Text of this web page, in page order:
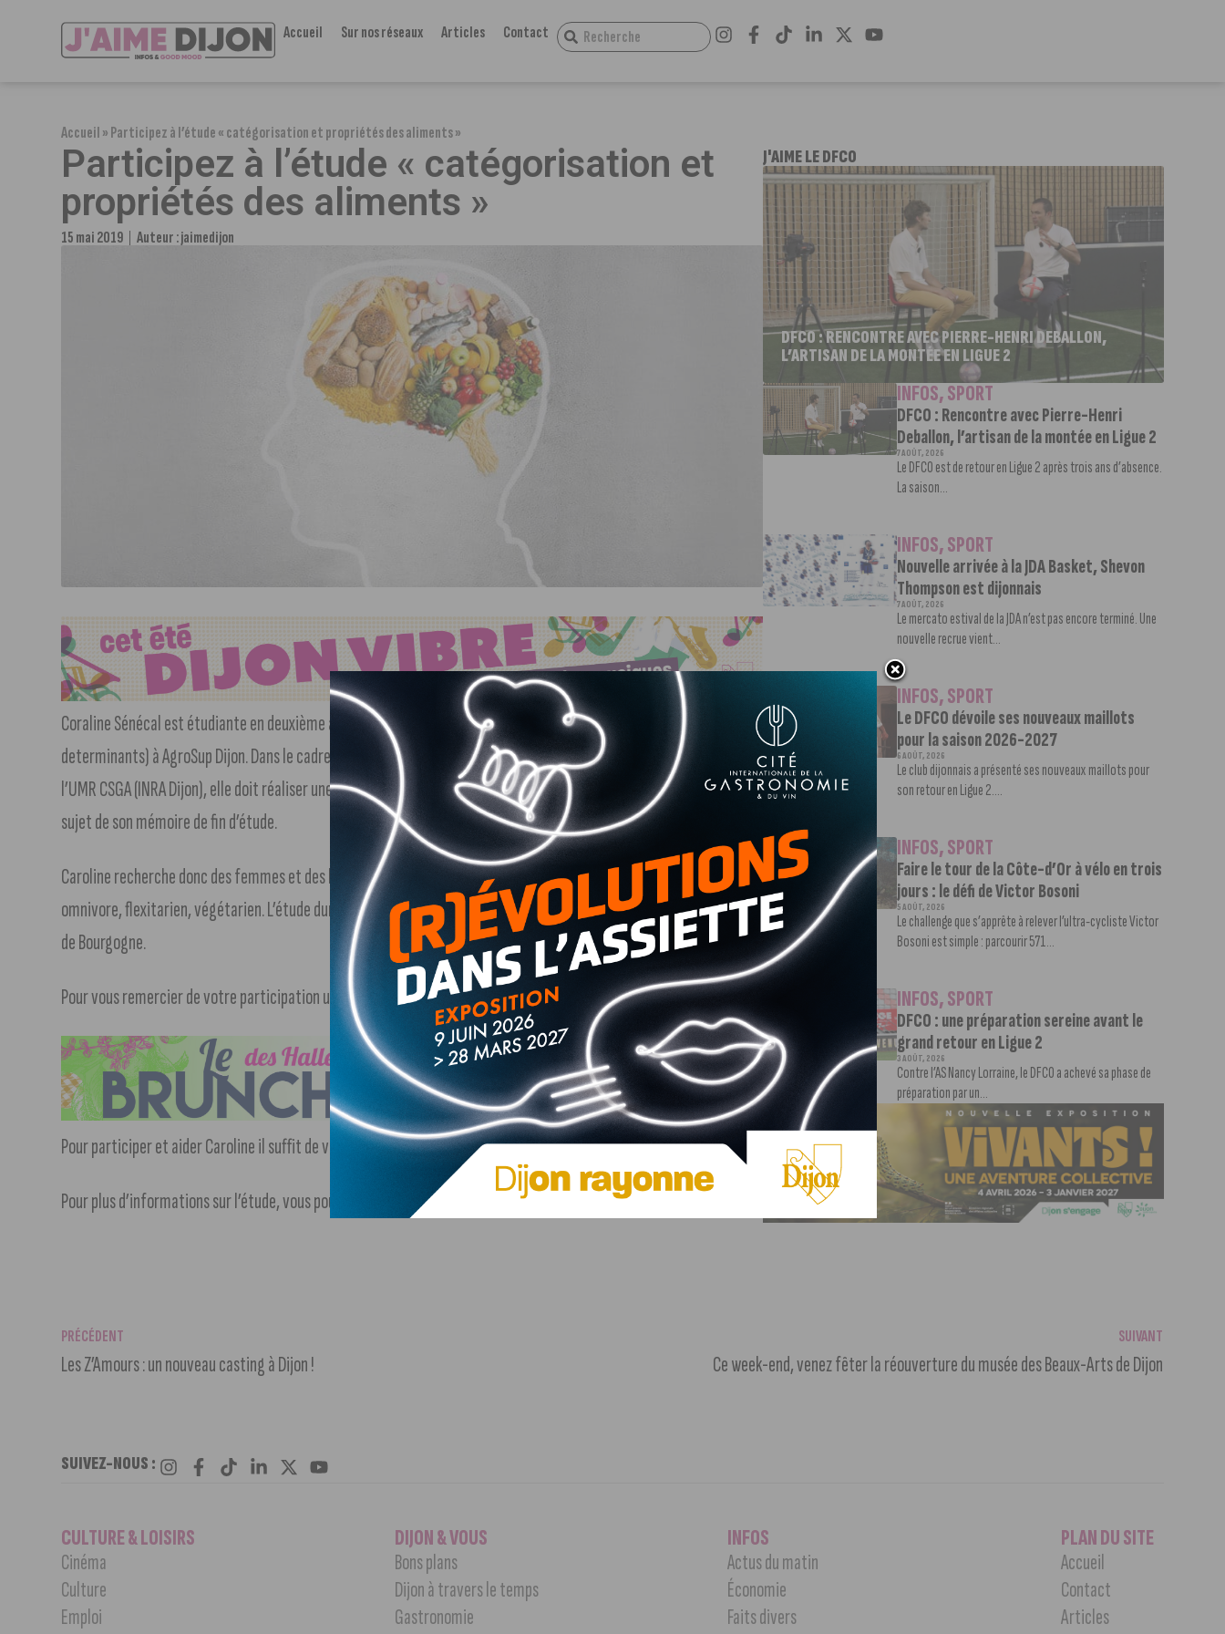
Accueil Sur nos réseaux Articles Contact
Accueil»Participez à l’étude « catégorisation et propriétés des aliments »
Participez à l’étude « catégorisation et
propriétés des aliments »
15 mai 2019 Auteur :jaimedijon
Coraline Sénécal est étudiante en deuxième année de Master P2FOOD (physiological and psychological food choice
determinants) à AgroSup Dijon. Dans le cadre de son stage qu’elle effectue actuellement au sein de l’équipe 9 de
l’UMR CSGA (INRA Dijon), elle doit réaliser une étude « Catégorisation et propriétés des aliments » qui constitue le
sujet de son mémoire de fin d’étude.
Caroline recherche donc des femmes et des hommes de 18 à 30 ans avec des régimes alimentaires variés :
omnivore, flexitarien, végétarien. L’étude dure une petite dizaine de minutes et à lieu sur le Campus de l’Université
de Bourgogne.
Pour vous remercier de votre participation une tablette de chocolat (au choix) vous sera offerte.
Pour participer et aider Caroline il suffit de vous inscrire ici :https://enquetes.inra.fr/index.php/246239
Pour plus d’informations sur l’étude, vous pouvez contacter Caroline Sénécal par mail à coraline.senecal@inra.fr
J'AIME LE DFCO
DFCO : RENCONTRE AVEC PIERRE-HENRI DEBALLON,
L’ARTISAN DE LA MONTÉE EN LIGUE 2
INFOS,SPORT
DFCO : Rencontre avec Pierre-Henri
Deballon, l’artisan de la montée en Ligue 2
7 AOÛT, 2026
Le DFCO est de retour en Ligue 2 après trois ans d’absence.
La saison...
INFOS,SPORT
Nouvelle arrivée à la JDA Basket, Shevon
Thompson est dijonnais
7 AOÛT, 2026
Le mercato estival de la JDA n’est pas encore terminé. Une
nouvelle recrue vient...
INFOS,SPORT
Le DFCO dévoile ses nouveaux maillots
pour la saison 2026-2027
6 AOÛT, 2026
Le club dijonnais a présenté ses nouveaux maillots pour
son retour en Ligue 2....
INFOS,SPORT
Faire le tour de la Côte-d’Or à vélo en trois
jours : le défi de Victor Bosoni
5 AOÛT, 2026
Le challenge que s’apprête à relever l’ultra-cycliste Victor
Bosoni est simple : parcourir 571...
INFOS,SPORT
DFCO : une préparation sereine avant le
grand retour en Ligue 2
3 AOÛT, 2026
Contre l’AS Nancy Lorraine, le DFCO a achevé sa phase de
préparation par un...
PRÉCÉDENT
Les Z’Amours : un nouveau casting à Dijon !
SUIVANT
Ce week-end, venez fêter la réouverture du musée des Beaux-Arts de Dijon
SUIVEZ-NOUS :
CULTURE & LOISIRS
Cinéma
Culture
Emploi
DIJON & VOUS
Bons plans
Dijon à travers le temps
Gastronomie
INFOS
Actus du matin
Économie
Faits divers
PLAN DU SITE
Accueil
Contact
Articles